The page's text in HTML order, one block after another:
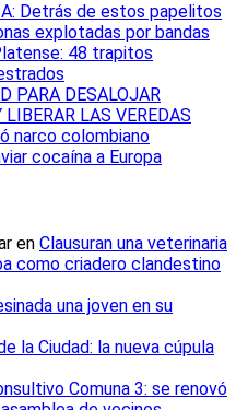
Detrás de estos papelitos
explotadas por bandas
48 trapitos
PARA DESALOJAR
LAS VEREDAS
narco colombiano
cocaína a Europa
en Clausuran una veterinaria
como criadero clandestino
una joven en su
la Ciudad: la nueva cúpula
Comuna 3: se renovó